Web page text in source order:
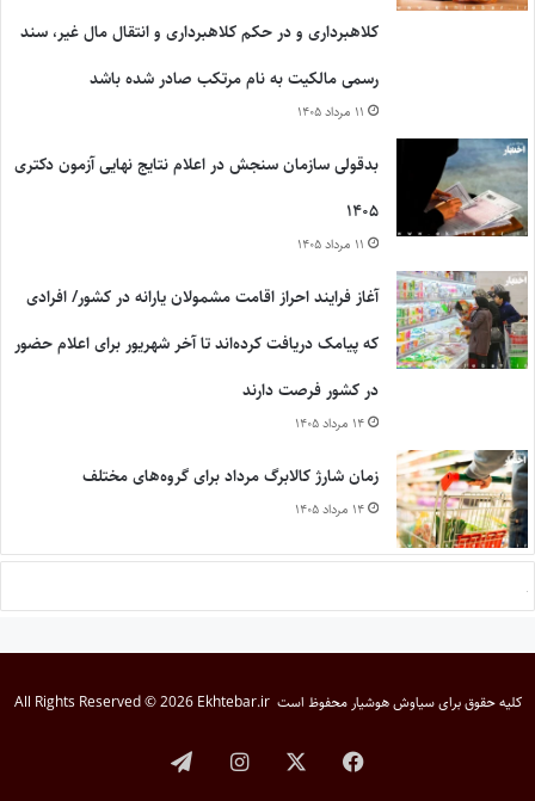
کلاهبرداری و در حکم کلاهبرداری و انتقال مال غیر، سند
رسمی مالکیت به نام مرتکب صادر شده باشد
۱۱ مرداد ۱۴۰۵
بدقولی سازمان سنجش در اعلام نتایج نهایی آزمون دکتری
۱۴۰۵
۱۱ مرداد ۱۴۰۵
آغاز فرایند احراز اقامت مشمولان یارانه در کشور/ افرادی
که پیامک دریافت کرده‌اند تا آخر شهریور برای اعلام حضور
در کشور فرصت دارند
۱۴ مرداد ۱۴۰۵
زمان شارژ کالابرگ مرداد برای گروه‌های مختلف
۱۴ مرداد ۱۴۰۵
کلیه حقوق برایسیاوش هوشیار محفوظ است All Rights Reserved © 2026 Ekhtebar.ir